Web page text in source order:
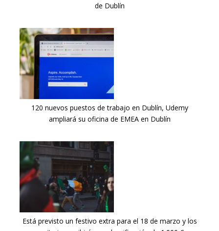
de Dublín
120 nuevos puestos de trabajo en Dublín, Udemy
ampliará su oficina de EMEA en Dublín
Está previsto un festivo extra para el 18 de marzo y los